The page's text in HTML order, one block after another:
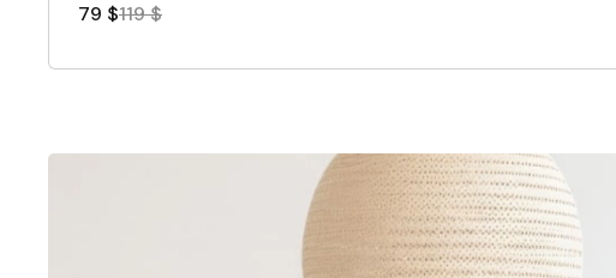
79 $119 $